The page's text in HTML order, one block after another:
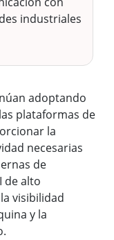
industriales
adoptando
plataformas de
la
necesarias
de
de alto
visibilidad
y la